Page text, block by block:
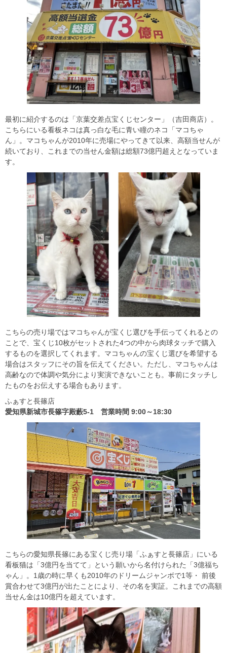
最初に紹介するのは「京葉交差点宝くじセンター」（吉田商店）。
こちらにいる看板ネコは真っ白な毛に青い瞳のネコ「マコちゃ
ん」。マコちゃんが2010年に売場にやってきて以来、高額当せんが
続いており、これまでの当せん金額は総額73億円超えとなっていま
す。
こちらの売り場ではマコちゃんが宝くじ選びを手伝ってくれるとの
ことで、宝くじ10枚がセットされた4つの中から肉球タッチで購入
するものを選択してくれます。マコちゃんの宝くじ選びを希望する
場合はスタッフにその旨を伝えてください。ただし、マコちゃんは
高齢なので体調や気分により実演できないことも。事前にタッチし
たものをお伝えする場合もあります。
ふぁすと長篠店
愛知県新城市長篠字殿藪5-1 営業時間 9:00～18:30
こちらの愛知県長篠にある宝くじ売り場「ふぁすと長篠店」にいる
看板猫は「3億円を当てて」という願いから名付けられた「3億福ち
ゃん」。1歳の時に早くも2010年のドリームジャンボで1等・ 前後
賞合わせて3億円が出たことにより、その名を実証。これまでの高額
当せん金は10億円を超えています。